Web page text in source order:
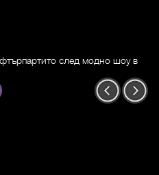
след модно шоу в